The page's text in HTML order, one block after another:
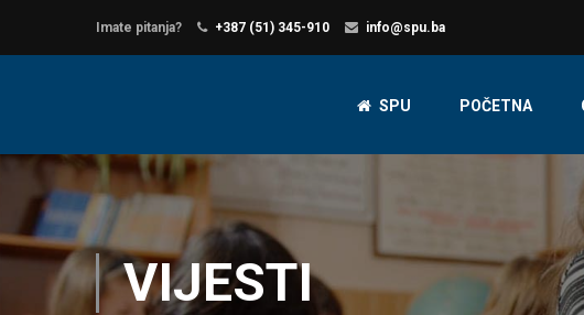
Imate pitanja? +387 (51) 345-910 info@spu.ba
SPU POČETNA
VIJESTI